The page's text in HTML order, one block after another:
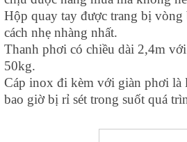
Hộp quay tay được trang bị
cách nhẹ nhàng nhất.
Thanh phơi có chiều dài 2,4m
50kg.
Cáp inox đi kèm với giàn phơi là
bao giờ bị rỉ sét trong suốt quá